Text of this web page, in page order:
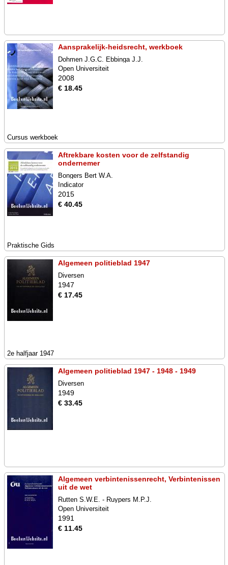
Aansprakelijk-heidsrecht, werkboek
Dohmen J.G.C. Ebbinga J.J.
Open Universiteit
2008
€ 18.45
Cursus werkboek
Aftrekbare kosten voor de zelfstandig
ondernemer
Bongers Bert W.A.
Indicator
2015
€ 40.45
Praktische Gids
Algemeen politieblad 1947
Diversen
1947
€ 17.45
2e halfjaar 1947
Algemeen politieblad 1947 - 1948 - 1949
Diversen
1949
€ 33.45
Algemeen verbintenissenrecht, Verbintenissen
uit de wet
Rutten S.W.E. - Ruypers M.P.J.
Open Universiteit
1991
€ 11.45